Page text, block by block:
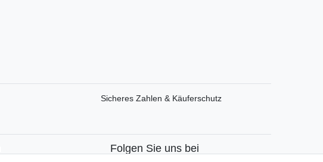
Sicheres Zahlen & Käuferschutz
Folgen Sie uns bei